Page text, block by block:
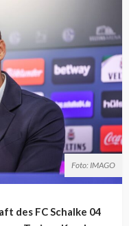
Foto: IMAGO
des FC Schalke 04